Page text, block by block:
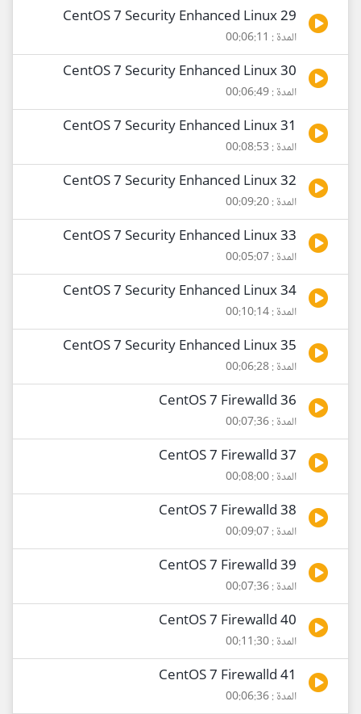
29 CentOS 7 Security Enhanced Linux
المدة : 00:06:11
30 CentOS 7 Security Enhanced Linux
المدة : 00:06:49
31 CentOS 7 Security Enhanced Linux
المدة : 00:08:53
32 CentOS 7 Security Enhanced Linux
المدة : 00:09:20
33 CentOS 7 Security Enhanced Linux
المدة : 00:05:07
34 CentOS 7 Security Enhanced Linux
المدة : 00:10:14
35 CentOS 7 Security Enhanced Linux
المدة : 00:06:28
36 CentOS 7 Firewalld
المدة : 00:07:36
37 CentOS 7 Firewalld
المدة : 00:08:00
38 CentOS 7 Firewalld
المدة : 00:09:07
39 CentOS 7 Firewalld
المدة : 00:07:36
40 CentOS 7 Firewalld
المدة : 00:11:30
41 CentOS 7 Firewalld
المدة : 00:06:36